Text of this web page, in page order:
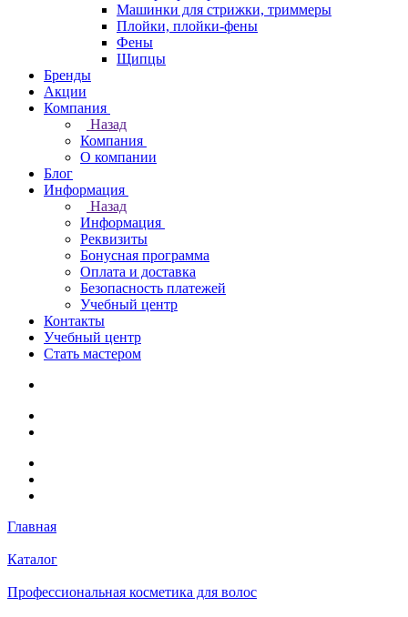
Машинки для стрижки, триммеры
Плойки, плойки-фены
Фены
Щипцы
Бренды
Акции
Компания
Назад
Компания
О компании
Блог
Информация
Назад
Информация
Реквизиты
Бонусная программа
Оплата и доставка
Безопасность платежей
Учебный центр
Контакты
Учебный центр
Стать мастером
Главная
Каталог
Профессиональная косметика для волос